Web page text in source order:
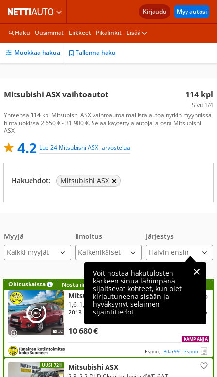
Kirjaudu Myy autosi
Haku Uusimmat Liikkeet Pikalinkit Lisää
Muokkaa hakua Tallenna haku
114 kpl
Sivu 1/4
Mitsubishi ASX vaihtoautot
Yhteensä 114 kpl Mitsubishi ASX vaihtoautoa mallista autoa nytkin myynnissä
hintaluokissa 2 650 € - 31 900 €. Selaa käytettyjä autoja ja osta Mitsubishi
ASX.
4.2 Lue 24 Mitsubishi ASX -arvostelua
Hakuehdot: Mitsubishi ASX
Myyjä
Kaikki myyjät
Ilmoitus Järjestys
Voit nostaa hakutulosten
kärkeen sinua lähimpänä
sijaitsevat kohteet, kun olet
kirjautuneena sisään ja
hyväksynyt selaimen
sijaintitiedot.
Ohituskaista Nosta ilmoituksesi tähän?
32
Mitsubishi ASX
10 680 €
1,6, 1,6 Cleartec Invite
2013 ● 119 000 km● Bensiini ● Etuveto
KAMPANJA
Espoo, Bilar99 - Espoo
UUSI 72H Mitsubishi ASX